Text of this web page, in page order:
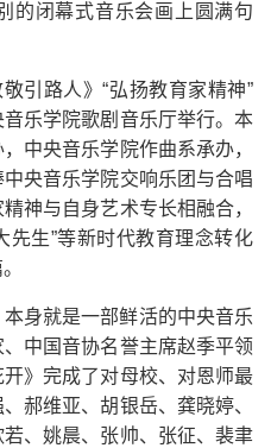
的闭幕式音乐会画上圆满句
引路人》“弘扬教育家精神”
乐学院歌剧音乐厅举行。本
中央音乐学院作曲系承办，
央音乐学院交响乐团与合唱
神与自身艺术专长相融合，
先生”等新时代教育理念转化
身就是一部鲜活的中央音乐
中国音协名誉主席赵季平领
》完成了对母校、对恩师最
郝维亚、胡银岳、龚晓婷、
、姚晨、张帅、张征、裴聿